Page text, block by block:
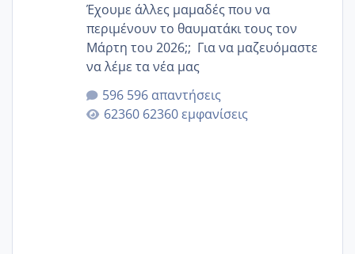
Έχουμε άλλες μαμαδές που να
περιμένουν το θαυματάκι τους τον
Μάρτη του 2026;; Για να μαζευόμαστε
να λέμε τα νέα μας
596 απαντήσεις
62360 εμφανίσεις